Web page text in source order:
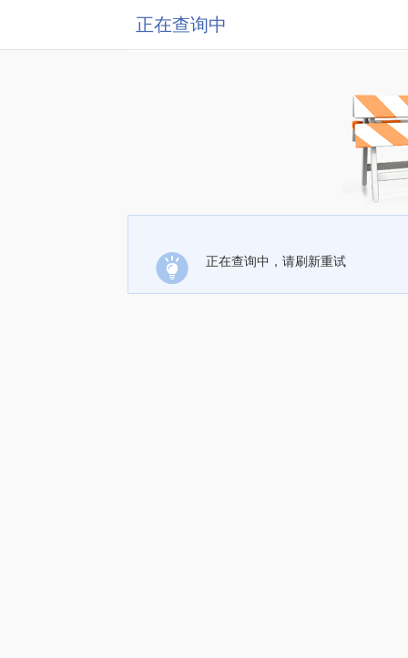
正在查询中
正在查询中，请刷新重试